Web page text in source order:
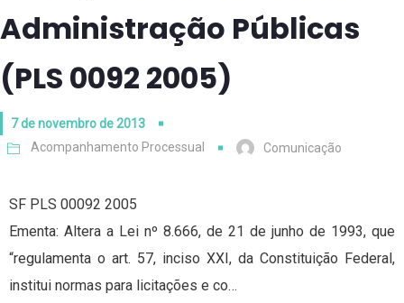
Administração Públicas
(PLS 0092 2005)
7 de novembro de 2013
Acompanhamento Processual
Comunicação
SF PLS 00092 2005
Ementa: Altera a Lei nº 8.666, de 21 de junho de 1993, que
“regulamenta o art. 57, inciso XXI, da Constituição Federal,
institui normas para licitações e co…